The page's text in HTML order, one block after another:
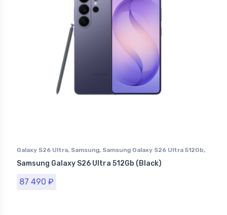
Galaxy S26 Ultra, Samsung, Samsung Galaxy S26 Ultra 512Gb,
Смартфоны Samsung в Ставрополе
Samsung Galaxy S26 Ultra 512Gb (Black)
87 490 ₽